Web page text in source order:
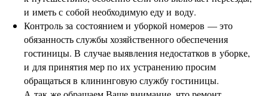
и иметь с собой необходимую еду и воду.
Контроль за состоянием и уборкой номеров — это
обязанность службы хозяйственного обеспечения
гостиницы. В случае выявления недостатков в уборке,
и для принятия мер по их устранению просим
обращаться в клининговую службу гостиницы.